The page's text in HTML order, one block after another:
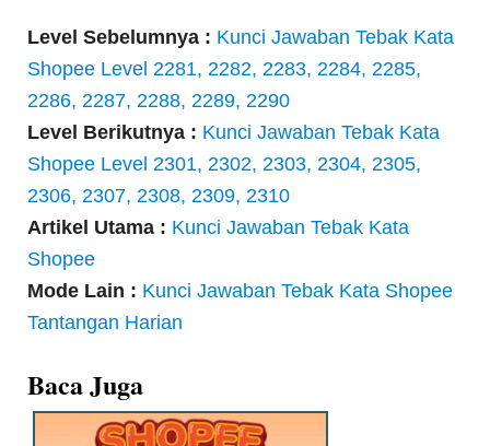
Level Sebelumnya : Kunci Jawaban Tebak Kata
Shopee Level 2281, 2282, 2283, 2284, 2285,
2286, 2287, 2288, 2289, 2290
Level Berikutnya : Kunci Jawaban Tebak Kata
Shopee Level 2301, 2302, 2303, 2304, 2305,
2306, 2307, 2308, 2309, 2310
Artikel Utama : Kunci Jawaban Tebak Kata
Shopee
Mode Lain : Kunci Jawaban Tebak Kata Shopee
Tantangan Harian
Baca Juga